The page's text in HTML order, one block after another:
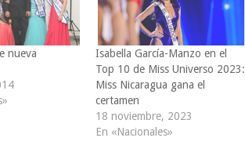
nueva
Isabella García-Manzo en el
Top 10 de Miss Universo 2023:
Miss Nicaragua gana el
certamen
18 noviembre, 2023
En «Nacionales»